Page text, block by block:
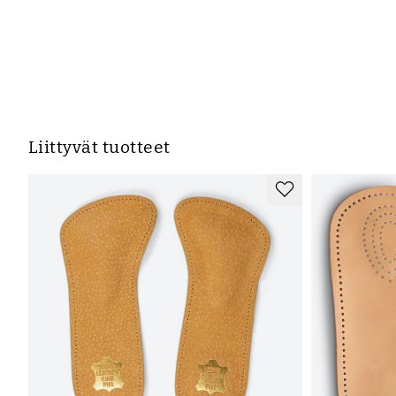
Liittyvät tuotteet